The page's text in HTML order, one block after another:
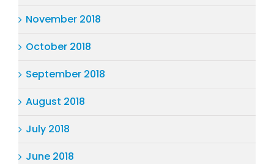
November 2018
October 2018
September 2018
August 2018
July 2018
June 2018